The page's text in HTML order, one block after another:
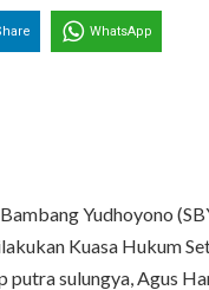
WhatsApp
Yudhoyono
Kuasa Hukum
putra sulungya, Agus